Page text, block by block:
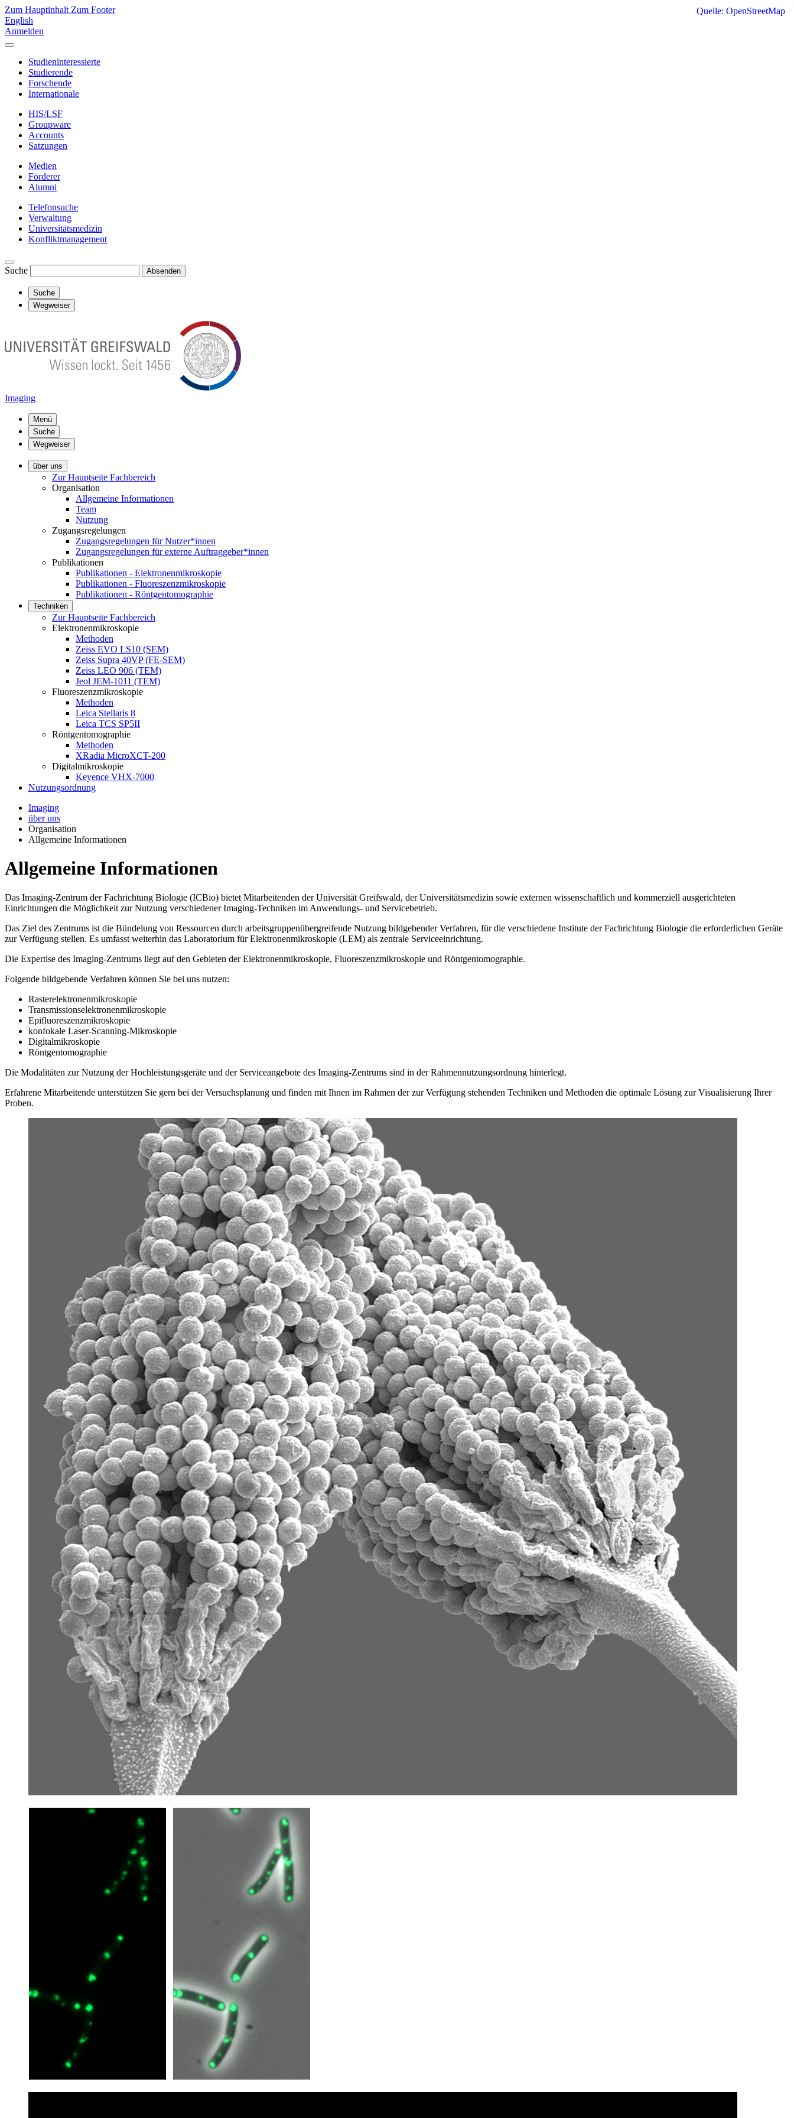
Zum Hauptinhalt Zum Footer
English
Anmelden
Studieninteressierte
Studierende
Forschende
Internationale
HIS/LSF
Groupware
Accounts
Satzungen
Medien
Förderer
Alumni
Telefonsuche
Verwaltung
Universitätsmedizin
Konfliktmanagement
Suche Absenden
Suche
Wegweiser
Imaging
Menü
Suche
Wegweiser
über uns
Zur Hauptseite Fachbereich
Organisation
Allgemeine Informationen
Team
Nutzung
Zugangsregelungen
Zugangsregelungen für Nutzer*innen
Zugangsregelungen für externe Auftraggeber*innen
Publikationen
Publikationen - Elektronenmikroskopie
Publikationen - Fluoreszenzmikroskopie
Publikationen - Röntgentomographie
Techniken
Zur Hauptseite Fachbereich
Elektronenmikroskopie
Methoden
Zeiss EVO LS10 (SEM)
Zeiss Supra 40VP (FE-SEM)
Zeiss LEO 906 (TEM)
Jeol JEM-1011 (TEM)
Fluoreszenzmikroskopie
Methoden
Leica Stellaris 8
Leica TCS SP5II
Röntgentomographie
Methoden
XRadia MicroXCT-200
Digitalmikroskopie
Keyence VHX-7000
Nutzungsordnung
Imaging
über uns
Organisation
Allgemeine Informationen
Allgemeine Informationen
Das Imaging-Zentrum der Fachrichtung Biologie (ICBio) bietet Mitarbeitenden der Universität Greifswald, der Universitätsmedizin sowie externen wissenschaftlich und kommerziell ausgerichteten
Einrichtungen die Möglichkeit zur Nutzung verschiedener Imaging-Techniken im Anwendungs- und Servicebetrieb.
Das Ziel des Zentrums ist die Bündelung von Ressourcen durch arbeitsgruppenübergreifende Nutzung bildgebender Verfahren, für die verschiedene Institute der Fachrichtung Biologie die erforderlichen Geräte
zur Verfügung stellen. Es umfasst weiterhin das Laboratorium für Elektronenmikroskopie (LEM) als zentrale Serviceeinrichtung.
Die Expertise des Imaging-Zentrums liegt auf den Gebieten der Elektronenmikroskopie, Fluoreszenzmikroskopie und Röntgentomographie.
Folgende bildgebende Verfahren können Sie bei uns nutzen:
Rasterelektronenmikroskopie
Transmissionselektronenmikroskopie
Epifluoreszenzmikroskopie
konfokale Laser-Scanning-Mikroskopie
Digitalmikroskopie
Röntgentomographie
Die Modalitäten zur Nutzung der Hochleistungsgeräte und der Serviceangebote des Imaging-Zentrums sind in der Rahmennutzungsordnung hinterlegt.
Erfahrene Mitarbeitende unterstützen Sie gern bei der Versuchsplanung und finden mit Ihnen im Rahmen der zur Verfügung stehenden Techniken und Methoden die optimale Lösung zur Visualisierung Ihrer
Proben.
Quelle: OpenStreetMap